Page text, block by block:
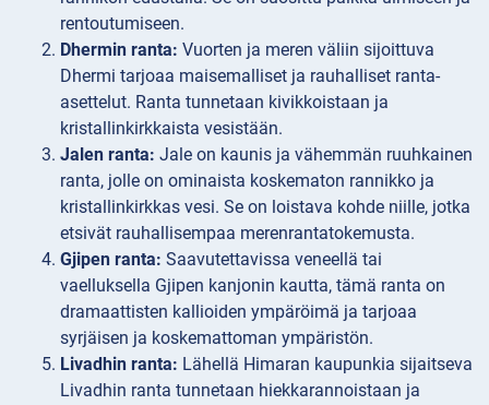
rentoutumiseen.
Dhermin ranta: Vuorten ja meren väliin sijoittuva
Dhermi tarjoaa maisemalliset ja rauhalliset ranta-
asettelut. Ranta tunnetaan kivikkoistaan ja
kristallinkirkkaista vesistään.
Jalen ranta: Jale on kaunis ja vähemmän ruuhkainen
ranta, jolle on ominaista koskematon rannikko ja
kristallinkirkkas vesi. Se on loistava kohde niille, jotka
etsivät rauhallisempaa merenrantatokemusta.
Gjipen ranta: Saavutettavissa veneellä tai
vaelluksella Gjipen kanjonin kautta, tämä ranta on
dramaattisten kallioiden ympäröimä ja tarjoaa
syrjäisen ja koskemattoman ympäristön.
Livadhin ranta: Lähellä Himaran kaupunkia sijaitseva
Livadhin ranta tunnetaan hiekkarannoistaan ja